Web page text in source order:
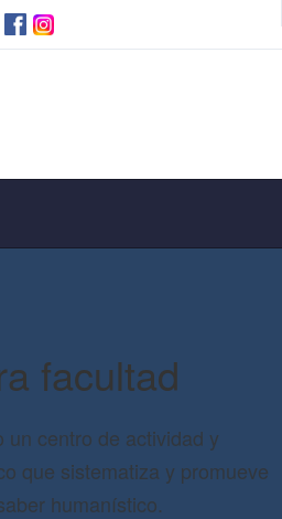
facultad
un centro de actividad y
que sistematiza y promueve
humanístico.